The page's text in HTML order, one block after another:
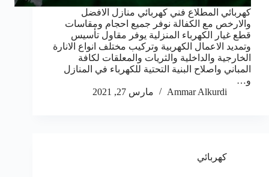
كهربائي المطلاع فني كهربائي منازل الافضل
والارخص مع الكفالة نوفر جميع احجام ومقاسات
قطع غيار الكهرباء المنزلية يوفر مقاول تأسيس
وتمديد الاعمال الكهربية وتركيب مختلف انواع الانارة
الخارجية والداخلية والثريات والمعلقات لكافة
المباني واصلاح البنية التحتية للكهرباء في المنازل
و…
Ammar Alkurdi
مارس 27, 2021
كهربائي